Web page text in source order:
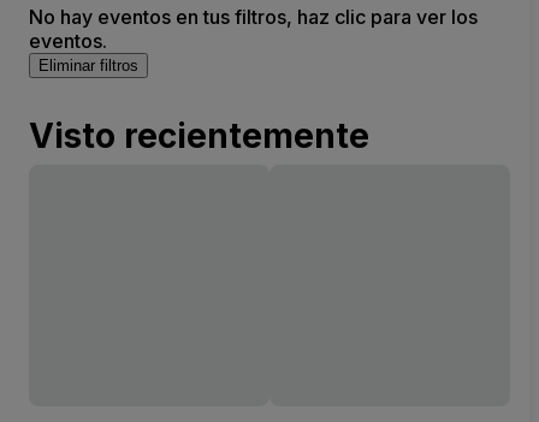
No hay eventos en tus filtros, haz clic para ver los
eventos.
Eliminar filtros
Visto recientemente